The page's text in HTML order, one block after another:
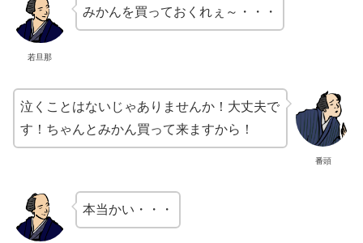
若旦那
みかんを買っておくれぇ～・・・
番頭
泣くことはないじゃありませんか！大丈夫で
す！ちゃんとみかん買って来ますから！
本当かい・・・